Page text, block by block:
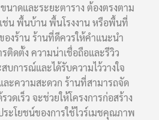
นาดและระยะตาราง ต้องตรงตาม
ช่น พื้นบ้าน พื้นโรงงาน หรือพื้นที่
งร้าน ร้านที่ดีควรให้คำแนะนำ
ติดตั้ง ความน่าเชื่อถือและรีวิว
บการณ์และได้รับความไว้วางใจ
ละความสะดวก ร้านที่สามารถจัด
วดเร็ว จะช่วยให้โครงการก่อสร้าง
ระโยชน์ของการใช้ไวร์เมชคุณภาพ